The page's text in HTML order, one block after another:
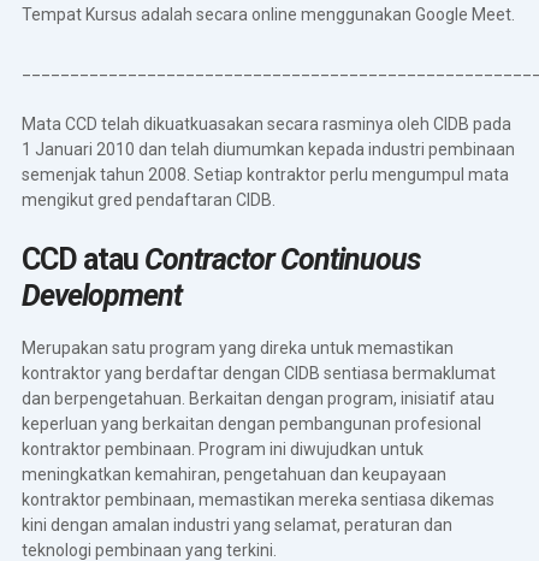
Tempat Kursus adalah secara online menggunakan Google Meet.
Mata CCD telah dikuatkuasakan secara rasminya oleh CIDB pada
1 Januari 2010 dan telah diumumkan kepada industri pembinaan
semenjak tahun 2008. Setiap kontraktor perlu mengumpul mata
mengikut gred pendaftaran CIDB.
CCD atau Contractor Continuous
Development
Merupakan satu program yang direka untuk memastikan
kontraktor yang berdaftar dengan CIDB sentiasa bermaklumat
dan berpengetahuan. Berkaitan dengan program, inisiatif atau
keperluan yang berkaitan dengan pembangunan profesional
kontraktor pembinaan. Program ini diwujudkan untuk
meningkatkan kemahiran, pengetahuan dan keupayaan
kontraktor pembinaan, memastikan mereka sentiasa dikemas
kini dengan amalan industri yang selamat, peraturan dan
teknologi pembinaan yang terkini.